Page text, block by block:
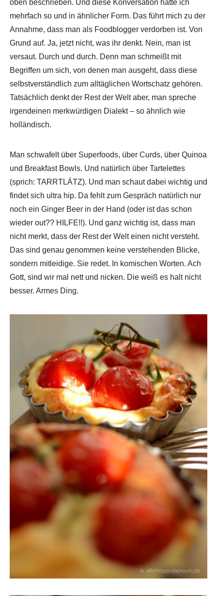
oben beschrieben. Und diese Konversation hatte ich
mehrfach so und in ähnlicher Form. Das führt mich zu der
Annahme, dass man als Foodblogger verdorben ist. Von
Grund auf. Ja, jetzt nicht, was ihr denkt. Nein, man ist
versaut. Durch und durch. Denn man schmeißt mit
Begriffen um sich, von denen man ausgeht, dass diese
selbstverständlich zum alltäglichen Wortschatz gehören.
Tatsächlich denkt der Rest der Welt aber, man spreche
irgendeinen merkwürdigen Dialekt – so ähnlich wie
holländisch.
Man schwafelt über Superfoods, über Curds, über Quinoa
und Breakfast Bowls. Und natürlich über Tartelettes
(sprich: TARRTLÄTZ). Und man schaut dabei wichtig und
findet sich ultra hip. Da fehlt zum Gespräch natürlich nur
noch ein Ginger Beer in der Hand (oder ist das schon
wieder out?? HILFE!!). Und ganz wichtig ist, dass man
nicht merkt, dass der Rest der Welt einen nicht versteht.
Das sind genau genommen keine verstehenden Blicke,
sondern mitleidige. Sie redet. In komischen Worten. Ach
Gott, sind wir mal nett und nicken. Die weiß es halt nicht
besser. Armes Ding.